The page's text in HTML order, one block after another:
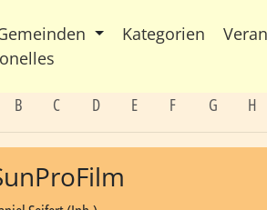
Kategorien
B C D E F G H